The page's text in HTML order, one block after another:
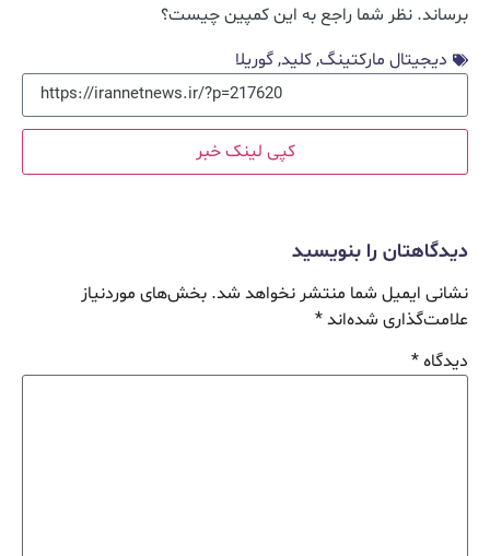
برساند. نظر شما راجع به این کمپین چیست؟
دیجیتال مارکتینگ,کلید,گوریلا
کپی لینک خبر
دیدگاهتان را بنویسید
نشانی ایمیل شما منتشر نخواهد شد. بخش‌های موردنیاز
علامت‌گذاری شده‌اند*
دیدگاه*